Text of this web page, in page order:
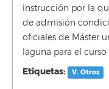
instrucción por la
de admisión
oficiales de Máster
laguna para el
Etiquetas: V. Otros